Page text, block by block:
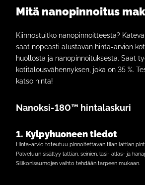
Mitä nanopinnoitus
Kiinnostuitko nanopinnoitteesta?
saat nopeasti alustavan hinta-arvion
huollosta ja nanopinnoituksesta. Saat
kotitalousvähennyksen, joka on 35 %.
katso hinta!
Nanoksi-180™ hintalaskuri
1. Kylpyhuoneen tiedot
Hinta-arvio toteutuu pinnoitettavan tilan lattian
Palveluun sisältyy lattian, seinien, lasi- allas- ja
Silikonisaumojen vaihto tehdään tarpeen mukaan.